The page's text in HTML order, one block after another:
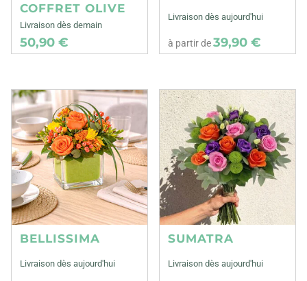
COFFRET OLIVE
Livraison dès demain
50,90 €
Livraison dès aujourd'hui
à partir de39,90 €
BELLISSIMA
Livraison dès aujourd'hui
SUMATRA
Livraison dès aujourd'hui